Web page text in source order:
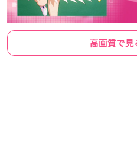
高画質で見